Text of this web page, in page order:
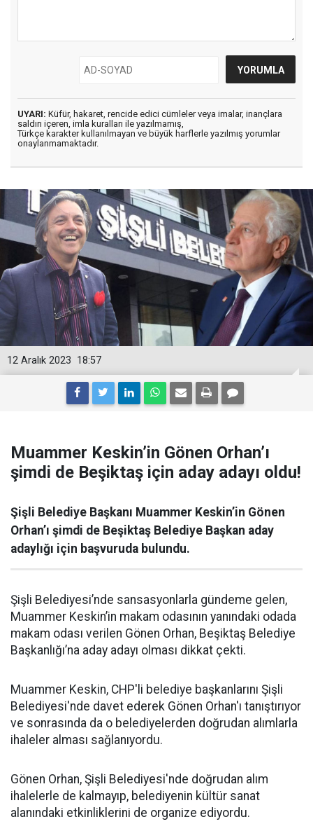
UYARI: Küfür, hakaret, rencide edici cümleler veya imalar, inançlara
saldırı içeren, imla kuralları ile yazılmamış,
Türkçe karakter kullanılmayan ve büyük harflerle yazılmış yorumlar
onaylanmamaktadır.
18:57
12 Aralık 2023
Muammer Keskin’in Gönen Orhan’ı
şimdi de Beşiktaş için aday adayı oldu!
Şişli Belediye Başkanı Muammer Keskin’in Gönen
Orhan’ı şimdi de Beşiktaş Belediye Başkan aday
adaylığı için başvuruda bulundu.
Şişli Belediyesi’nde sansasyonlarla gündeme gelen,
Muammer Keskin’in makam odasının yanındaki odada
makam odası verilen Gönen Orhan, Beşiktaş Belediye
Başkanlığı’na aday adayı olması dikkat çekti.
Muammer Keskin, CHP'li belediye başkanlarını Şişli
Belediyesi'nde davet ederek Gönen Orhan'ı tanıştırıyor
ve sonrasında da o belediyelerden doğrudan alımlarla
ihaleler alması sağlanıyordu.
Gönen Orhan, Şişli Belediyesi'nde doğrudan alım
ihalelerle de kalmayıp, belediyenin kültür sanat
alanındaki etkinliklerini de organize ediyordu.